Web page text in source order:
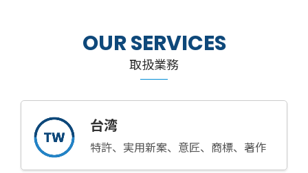
OUR SERVICES
取扱業務
台湾
特許、実用新案、意匠、商標、著作